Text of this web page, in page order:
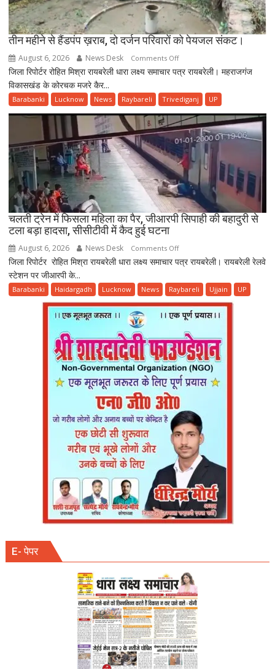
तीन महीने से हैंडपंप ख़राब, दो दर्जन परिवारों को पेयजल संकट।
August 6, 2026 News Desk Comments Offon
तीन
से
हैंडपंप
ख़राब,
दो
दर्जन
परिवारों
को
पेयजल
संकट।
जिला रिपोर्टर रोहित मिश्रा रायबरेली धारा लक्ष्य समाचार पत्र रायबरेली। महराजगंज
विकासखंड के कोरचक मजरे कैर...
Barabanki Lucknow News Raybareli Trivediganj UP
चलती ट्रेन में फिसला महिला का पैर, जीआरपी सिपाही की बहादुरी से
टला बड़ा हादसा, सीसीटीवी में कैद हुई घटना
August 6, 2026 News Desk Comments Offon
चलती
में
फिसला
महिला
पैर,
जीआरपी
सिपाही
की
बहादुरी
से
टला
बड़ा
हादसा,
सीसीटीवी
कैद
हुई
घटना
जिला रिपोर्टर रोहित मिश्रा रायबरेली धारा लक्ष्य समाचार पत्र रायबरेली। रायबरेली रेलवे
स्टेशन पर जीआरपी के...
Barabanki Haidargadh Lucknow News Raybareli Ujjain UP
E- पेपर